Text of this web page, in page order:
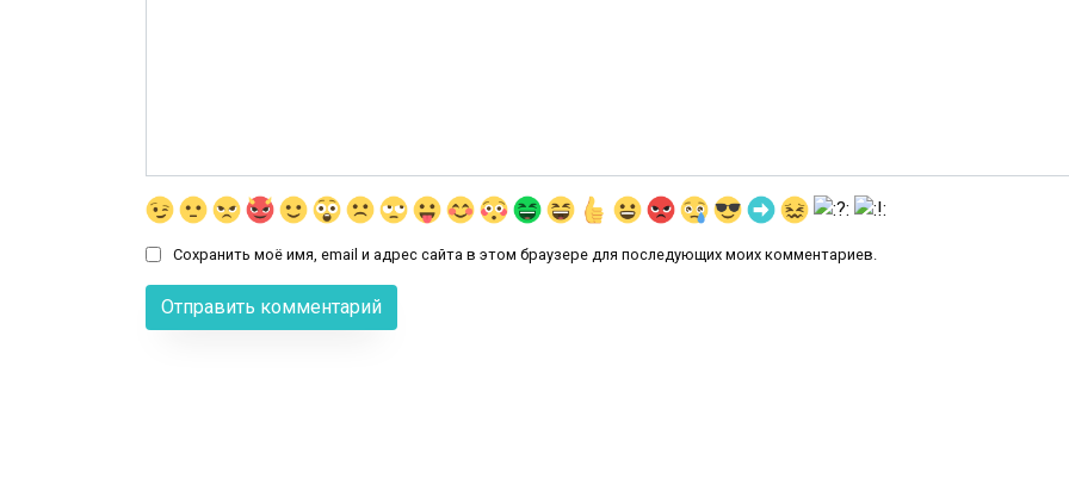
Сохранить моё имя, email и адрес сайта в этом браузере для последующих моих комментариев.